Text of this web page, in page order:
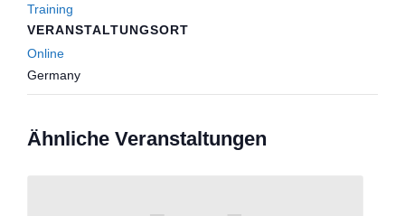
Training
VERANSTALTUNGSORT
Online
Germany
Ähnliche Veranstaltungen